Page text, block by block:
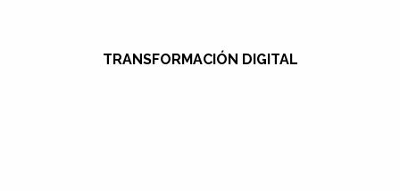
TRANSFORMACIÓN DIGITAL